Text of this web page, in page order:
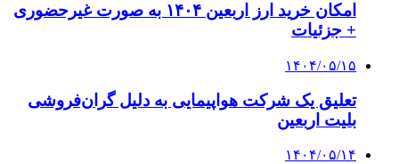
امکان خرید ارز اربعین ۱۴۰۴ به صورت غیرحضوری
+ جزئیات
۱۴۰۴/۰۵/۱۵
تعلیق یک شرکت هواپیمایی به دلیل گران‌فروشی
بلیت اربعین
۱۴۰۴/۰۵/۱۴